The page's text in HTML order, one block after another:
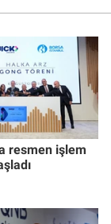
resmen işlem